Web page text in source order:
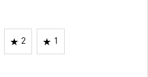
2 1